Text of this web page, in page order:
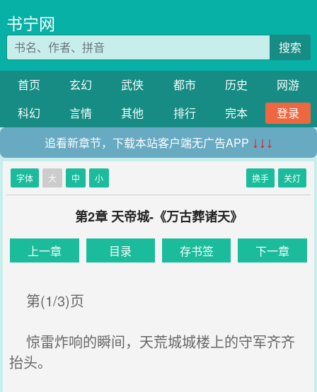
书宁网
搜索
首页 玄幻 武侠 都市 历史
网游
科幻
言情 其他 排行 完本
登录
追看新章节，下载本站客户端无广告APP ↓↓↓
字体 大 中 小 换手 关灯
第2章 天帝城-《万古葬诸天》
上一章 目录 存书签 下一章
第(1/3)页
惊雷炸响的瞬间，天荒城城楼上的守军齐齐
抬头。